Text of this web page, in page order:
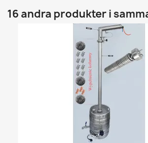
16 andra produkter i